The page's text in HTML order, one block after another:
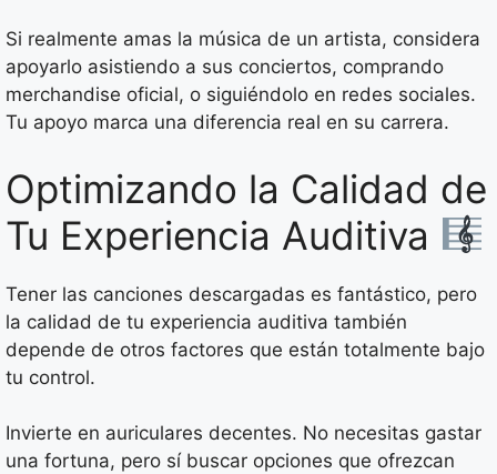
Si realmente amas la música de un artista, considera
apoyarlo asistiendo a sus conciertos, comprando
merchandise oficial, o siguiéndolo en redes sociales.
Tu apoyo marca una diferencia real en su carrera.
Optimizando la Calidad de
Tu Experiencia Auditiva
Tener las canciones descargadas es fantástico, pero
la calidad de tu experiencia auditiva también
depende de otros factores que están totalmente bajo
tu control.
Invierte en auriculares decentes. No necesitas gastar
una fortuna, pero sí buscar opciones que ofrezcan